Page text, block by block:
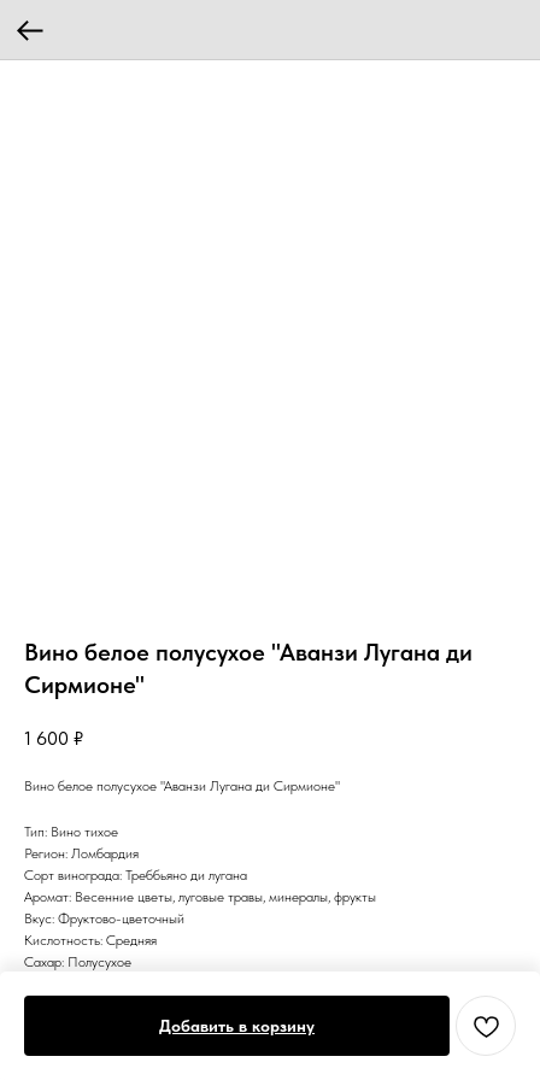
Вино белое полусухое "Аванзи Лугана ди
Сирмионе"
1 600 ₽
Добавить в корзину
Вино белое полусухое "Аванзи Лугана ди Сирмионе"
Тип: Вино тихое
Регион: Ломбардия
Сорт винограда: Треббьяно ди лугана
Аромат: Весенние цветы, луговые травы, минералы, фрукты
Вкус: Фруктово-цветочный
Кислотность: Средняя
Сахар: Полусухое